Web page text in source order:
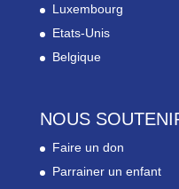
Luxembourg
Etats-Unis
Belgique
NOUS
Faire un don
Parrainer un enfant